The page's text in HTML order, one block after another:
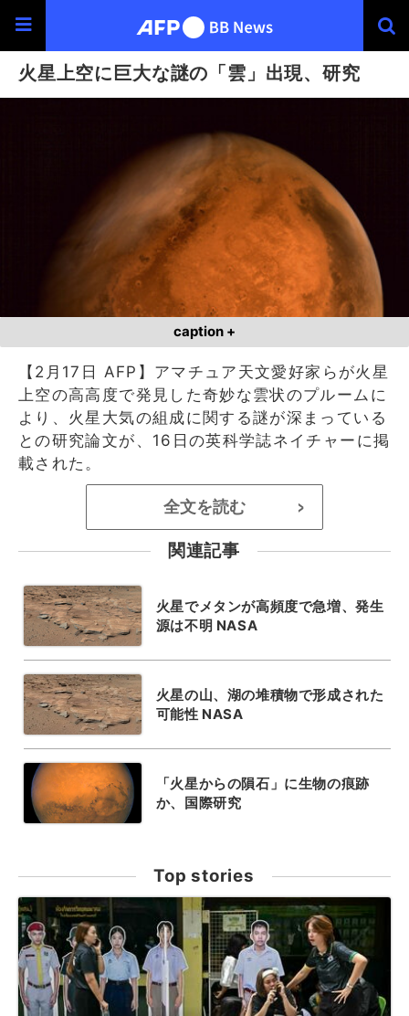
火星上空に巨大な謎の「雲」出現、研究
caption +
【2月17日 AFP】アマチュア天文愛好家らが火星
上空の高高度で発見した奇妙な雲状のプルームに
より、火星大気の組成に関する謎が深まっている
との研究論文が、16日の英科学誌ネイチャーに掲
載された。
全文を読む >
関連記事
火星でメタンが高頻度で急増、発生
源は不明 NASA
火星の山、湖の堆積物で形成された
可能性 NASA
「火星からの隕石」に生物の痕跡
か、国際研究
Top stories